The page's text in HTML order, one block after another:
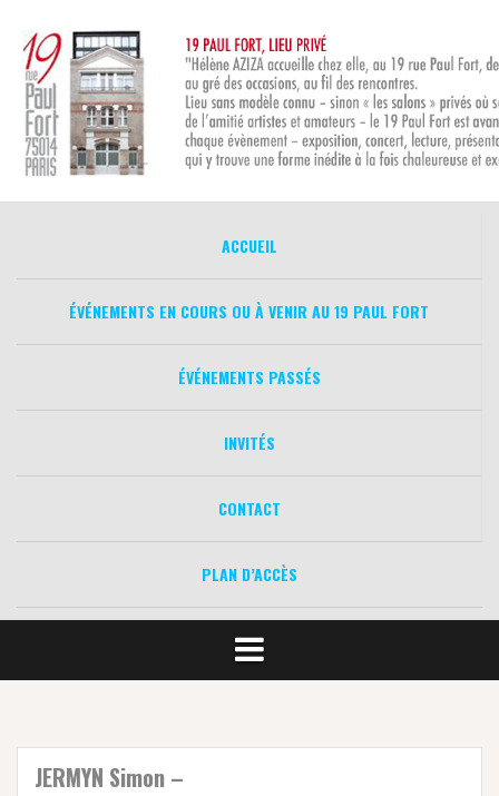
contenu
ACCUEIL
ÉVÉNEMENTS EN COURS OU À VENIR AU 19 PAUL FORT
ÉVÉNEMENTS PASSÉS
INVITÉS
CONTACT
PLAN D’ACCÈS
JERMYN Simon –